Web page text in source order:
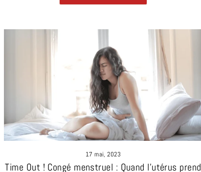
17 mai, 2023
Time Out ! Congé menstruel : Quand l’utérus prend